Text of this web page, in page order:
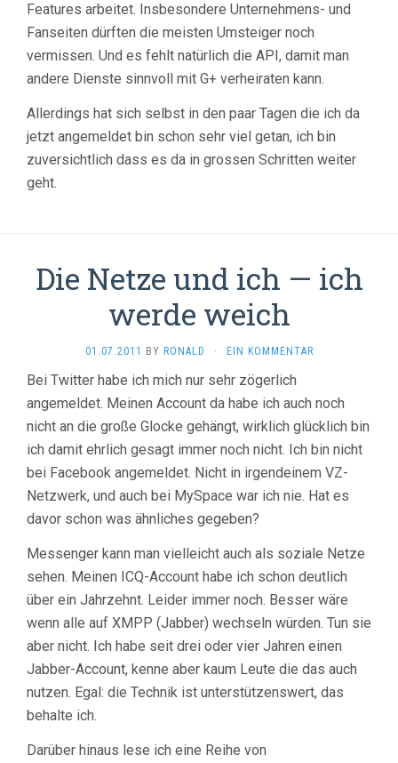
Features arbeitet. Insbesondere Unternehmens- und
Fanseiten dürften die meisten Umsteiger noch
vermissen. Und es fehlt natürlich die API, damit man
andere Dienste sinnvoll mit G+ verheiraten kann.
Allerdings hat sich selbst in den paar Tagen die ich da
jetzt angemeldet bin schon sehr viel getan, ich bin
zuversichtlich dass es da in grossen Schritten weiter
geht.
Die Netze und ich — ich
werde weich
01.07.2011 BY RONALD · EIN KOMMENTAR
Bei Twitter habe ich mich nur sehr zögerlich
angemeldet. Meinen Account da habe ich auch noch
nicht an die große Glocke gehängt, wirklich glücklich bin
ich damit ehrlich gesagt immer noch nicht. Ich bin nicht
bei Facebook angemeldet. Nicht in irgendeinem VZ-
Netzwerk, und auch bei MySpace war ich nie. Hat es
davor schon was ähnliches gegeben?
Messenger kann man vielleicht auch als soziale Netze
sehen. Meinen ICQ-Account habe ich schon deutlich
über ein Jahrzehnt. Leider immer noch. Besser wäre
wenn alle auf XMPP (Jabber) wechseln würden. Tun sie
aber nicht. Ich habe seit drei oder vier Jahren einen
Jabber-Account, kenne aber kaum Leute die das auch
nutzen. Egal: die Technik ist unterstützenswert, das
behalte ich.
Darüber hinaus lese ich eine Reihe von